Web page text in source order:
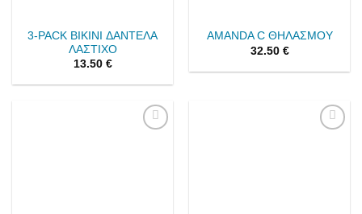
3-PACK BIKINI ΔΑΝΤΕΛΑ
ΛΑΣΤΙΧΟ
13.50 €
AMANDA C ΘΗΛΑΣΜΟΥ
32.50 €